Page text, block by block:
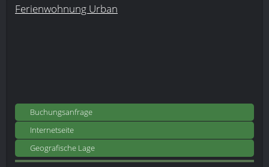
Ferienwohnung Urban
Buchungsanfrage
Internetseite
Geografische Lage